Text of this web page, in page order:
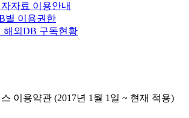
자료 이용안내
별 이용권한
해외DB 구독현황
이용약관 (2017년 1월 1일 ~ 현재 적용)